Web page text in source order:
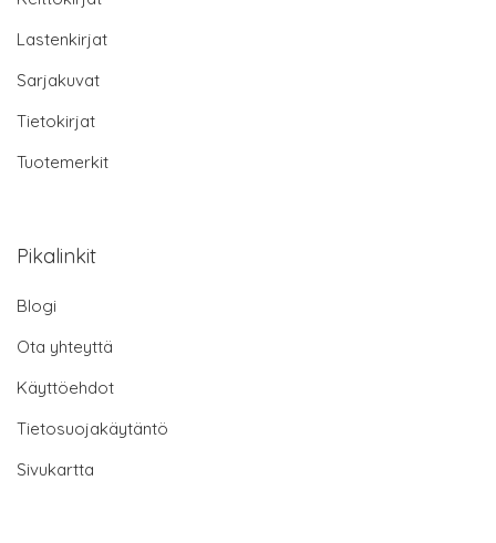
Lastenkirjat
Sarjakuvat
Tietokirjat
Tuotemerkit
Pikalinkit
Blogi
Ota yhteyttä
Käyttöehdot
Tietosuojakäytäntö
Sivukartta